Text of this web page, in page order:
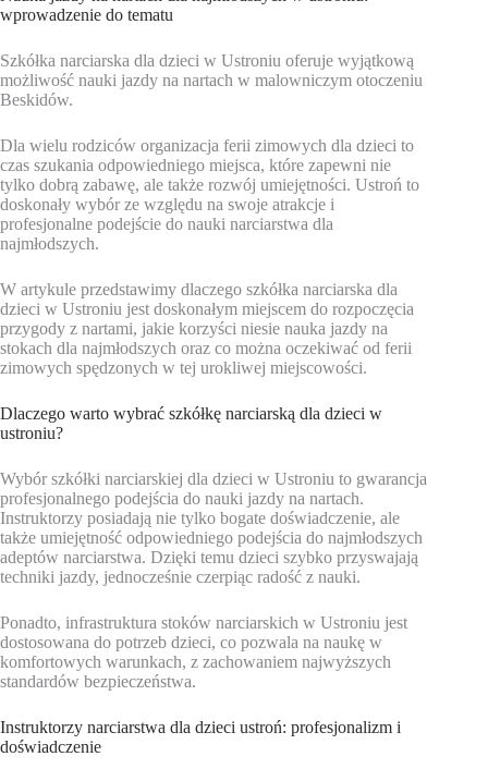
wprowadzenie do tematu
Szkółka narciarska dla dzieci w Ustroniu oferuje wyjątkową
możliwość nauki jazdy na nartach w malowniczym otoczeniu
Beskidów.
Dla wielu rodziców organizacja ferii zimowych dla dzieci to
czas szukania odpowiedniego miejsca, które zapewni nie
tylko dobrą zabawę, ale także rozwój umiejętności. Ustroń to
doskonały wybór ze względu na swoje atrakcje i
profesjonalne podejście do nauki narciarstwa dla
najmłodszych.
W artykule przedstawimy dlaczego szkółka narciarska dla
dzieci w Ustroniu jest doskonałym miejscem do rozpoczęcia
przygody z nartami, jakie korzyści niesie nauka jazdy na
stokach dla najmłodszych oraz co można oczekiwać od ferii
zimowych spędzonych w tej urokliwej miejscowości.
Dlaczego warto wybrać szkółkę narciarską dla dzieci w
ustroniu?
Wybór szkółki narciarskiej dla dzieci w Ustroniu to gwarancja
profesjonalnego podejścia do nauki jazdy na nartach.
Instruktorzy posiadają nie tylko bogate doświadczenie, ale
także umiejętność odpowiedniego podejścia do najmłodszych
adeptów narciarstwa. Dzięki temu dzieci szybko przyswajają
techniki jazdy, jednocześnie czerpiąc radość z nauki.
Ponadto, infrastruktura stoków narciarskich w Ustroniu jest
dostosowana do potrzeb dzieci, co pozwala na naukę w
komfortowych warunkach, z zachowaniem najwyższych
standardów bezpieczeństwa.
Instruktorzy narciarstwa dla dzieci ustroń: profesjonalizm i
doświadczenie